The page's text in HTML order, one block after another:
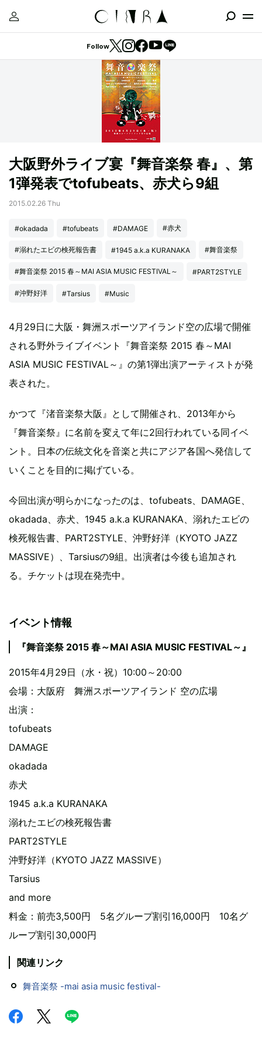
Follow
大阪野外ライブ宴『舞音楽祭 春』、第
1弾発表でtofubeats、赤犬ら9組
2015.02.26 Thu
#okadada #tofubeats #DAMAGE #赤犬
#溺れたエビの検死報告書 #1945 a.k.a KURANAKA #舞音楽祭
#舞音楽祭 2015 春～MAI ASIA MUSIC FESTIVAL～ #PART2STYLE
#沖野好洋 #Tarsius #Music
4月29日に大阪・舞洲スポーツアイランド空の広場で開催
される野外ライブイベント『舞音楽祭 2015 春～MAI
ASIA MUSIC FESTIVAL～』の第1弾出演アーティストが発
表された。
かつて『渚音楽祭大阪』として開催され、2013年から
『舞音楽祭』に名前を変えて年に2回行われている同イベ
ント。日本の伝統文化を音楽と共にアジア各国へ発信して
いくことを目的に掲げている。
今回出演が明らかになったのは、tofubeats、DAMAGE、
okadada、赤犬、1945 a.k.a KURANAKA、溺れたエビの
検死報告書、PART2STYLE、沖野好洋（KYOTO JAZZ
MASSIVE）、Tarsiusの9組。出演者は今後も追加され
る。チケットは現在発売中。
イベント情報
『舞音楽祭 2015 春～MAI ASIA MUSIC FESTIVAL～』
2015年4月29日（水・祝）10:00～20:00
会場：大阪府 舞洲スポーツアイランド 空の広場
出演：
tofubeats
DAMAGE
okadada
赤犬
1945 a.k.a KURANAKA
溺れたエビの検死報告書
PART2STYLE
沖野好洋（KYOTO JAZZ MASSIVE）
Tarsius
and more
料金：前売3,500円 5名グループ割引16,000円 10名グ
ループ割引30,000円
関連リンク
舞音楽祭 -mai asia music festival-